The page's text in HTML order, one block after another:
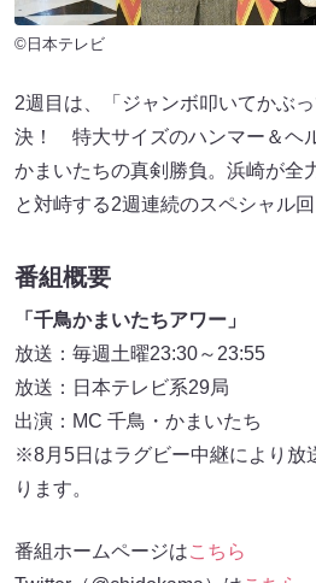
©日本テレビ
2週目は、「ジャンボ叩いてかぶ
決！ 特大サイズのハンマー＆ヘ
かまいたちの真剣勝負。浜崎が全
と対峙する2週連続のスペシャル回
番組概要
「千鳥かまいたちアワー」
放送：毎週土曜23:30～23:55
放送：日本テレビ系29局
出演：MC 千鳥・かまいたち
※8月5日はラグビー中継により放
ります。
番組ホームページはこちら